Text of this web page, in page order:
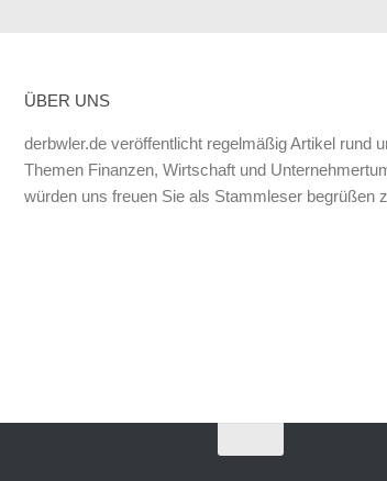
ÜBER UNS
derbwler.de veröffentlicht regelmäßig Artikel rund
Themen Finanzen, Wirtschaft und
würden uns freuen Sie als Stammleser begrüßen